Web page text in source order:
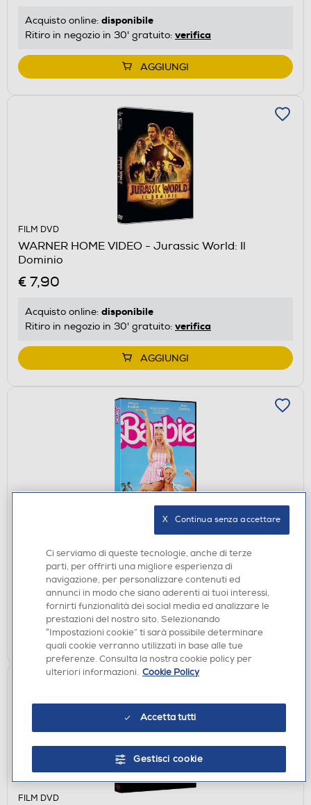
Acquisto online: disponibile
Ritiro in negozio in 30' gratuito: verifica
AGGIUNGI
FILM DVD
WARNER HOME VIDEO - Jurassic World: Il
Dominio
€ 7,90
Acquisto online: disponibile
Ritiro in negozio in 30' gratuito: verifica
AGGIUNGI
WARNER HOME VIDEO - Barbie
€ 6,90
Acquisto online:disponibile
Ritiro in negozio in 30' gratuito:verifica
AGGIUNGI
FILM DVD
Ci serviamo di queste tecnologie, anche di terze
parti, per offrirti una migliore esperienza di
navigazione, per personalizzare contenuti ed
annunci in modo che siano aderenti ai tuoi interessi,
fornirti funzionalità dei social media ed analizzare le
prestazioni del nostro sito. Selezionando
“Impostazioni cookie” ti sarà possibile determinare
quali cookie verranno utilizzati in base alle tue
preferenze. Consulta la nostra cookie policy per
ulteriori informazioni. Cookie Policy
Accetta tutti
Gestisci cookie
X   Continua senza accettare